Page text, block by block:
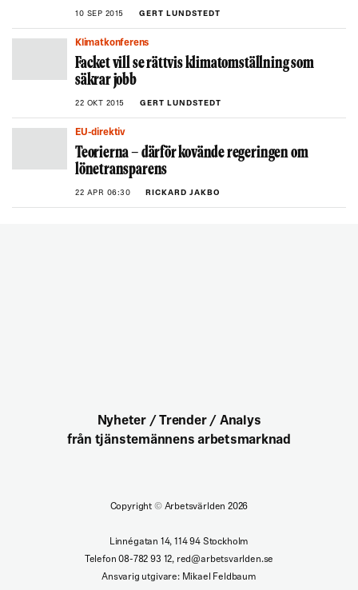
10 SEP 2015 GERT LUNDSTEDT
Klimatkonferens
Facket vill se rättvis klimatomställning som
säkrar jobb
22 OKT 2015 GERT LUNDSTEDT
EU-direktiv
Teorierna – därför kovände regeringen om
lönetransparens
22 APR 06:30 RICKARD JAKBO
Nyheter / Trender / Analys
från tjänstemännens arbetsmarknad
Copyright ©Arbetsvärlden 2026
Linnégatan 14, 114 94 Stockholm
Telefon 08-782 93 12, red@arbetsvarlden.se
Ansvarig utgivare: Mikael Feldbaum